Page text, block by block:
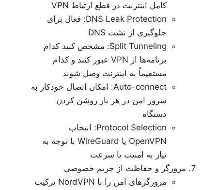
کامل اینترنت در قطع ارتباط VPN
DNS Leak Protection: فعال برای
جلوگیری از نشت DNS
Split Tunneling: مشخص کنید کدام
برنامه‌ها از VPN عبور کنند و کدام
مستقیماً به اینترنت وصل شوند
Auto-connect: امکان اتصال خودکار به
سرور امن در هر بار روشن کردن
دستگاه
Protocol Selection: انتخاب
OpenVPN یا WireGuard با توجه به
نیاز به امنیت یا سرعت
مرورگر و حفاظت از حریم خصوصی
مرورگرهای امن را با NordVPN ترکیب